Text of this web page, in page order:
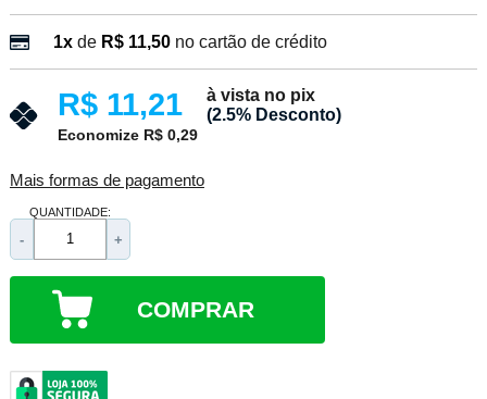
1xde R$ 11,50 no cartão de crédito
R$ 11,21
à vista no pix
(2.5% Desconto)
Economize R$ 0,29
Mais formas de pagamento
QUANTIDADE:
- +
COMPRAR